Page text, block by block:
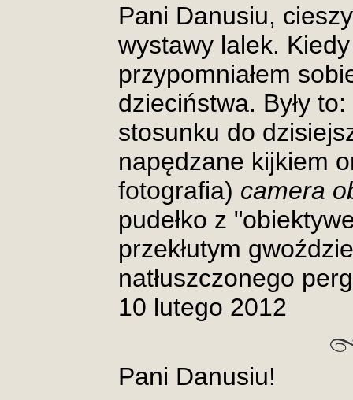
Pani Danusiu,
wystawy lalek.
przypomniałem
dzieciństwa. Były
stosunku do
napędzane kijkiem
fotografia) camera
pudełko z
przekłutym
natłuszczonego
10 lutego 2012
Pani Danusiu!